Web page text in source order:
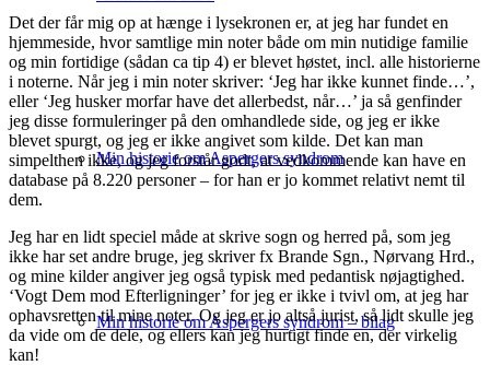
Min historie om Aspergers syndrom
Min historie om Aspergers syndrom – bilag
Det der får mig op at hænge i lysekronen er, at jeg har fundet en
hjemmeside, hvor samtlige min noter både om min nutidige familie
og min fortidige (sådan ca tip 4) er blevet høstet, incl. alle historierne
i noterne. Når jeg i min noter skriver: ‘Jeg har ikke kunnet finde…’,
eller ‘Jeg husker morfar have det allerbedst, når…’ ja så genfinder
jeg disse formuleringer på den omhandlede side, og jeg er ikke
blevet spurgt, og jeg er ikke angivet som kilde. Det kan man
simpelthen ikke, og jeg forstår godt, at vedkommende kan have en
database på 8.220 personer – for han er jo kommet relativt nemt til
dem.
Jeg har en lidt speciel måde at skrive sogn og herred på, som jeg
ikke har set andre bruge, jeg skriver fx Brande Sgn., Nørvang Hrd.,
og mine kilder angiver jeg også typisk med pedantisk nøjagtighed.
‘Vogt Dem mod Efterligninger’ for jeg er ikke i tvivl om, at jeg har
ophavsretten til mine noter. Og jeg er jo altså jurist, så lidt skulle jeg
da vide om de dele, og ellers kan jeg hurtigt finde en, der virkelig
kan!